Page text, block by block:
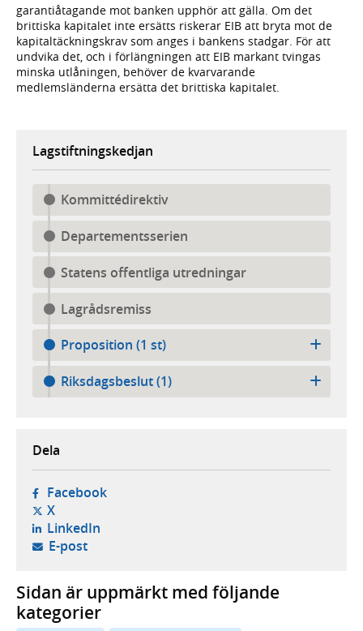
garantiåtagande mot banken upphör att gälla. Om det
brittiska kapitalet inte ersätts riskerar EIB att bryta mot de
kapitaltäckningskrav som anges i bankens stadgar. För att
undvika det, och i förlängningen att EIB markant tvingas
minska utlåningen, behöver de kvarvarande
medlemsländerna ersätta det brittiska kapitalet.
Lagstiftningskedjan
Kommittédirektiv
Departementsserien
Statens offentliga utredningar
Lagrådsremiss
Proposition (1 st)
Riksdagsbeslut (1)
Dela
Facebook- öppnas i ny flik, extern webbplats,
X- öppnas i ny flik, extern webbplats,
LinkedIn- öppnas i ny flik, extern webbplats,
E-post- öppnar din e-postklient,
Sidan är uppmärkt med följande
kategorier